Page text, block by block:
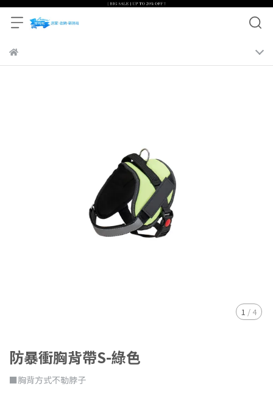
1 / 4
防暴衝胸背帶S-綠色
■胸背方式不勒脖子